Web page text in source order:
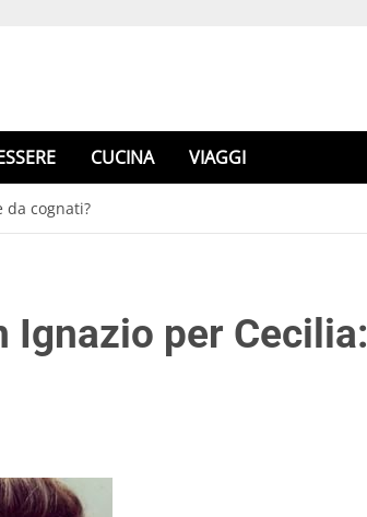
CUCINA VIAGGI
da cognati?
Ignazio per Cecilia: